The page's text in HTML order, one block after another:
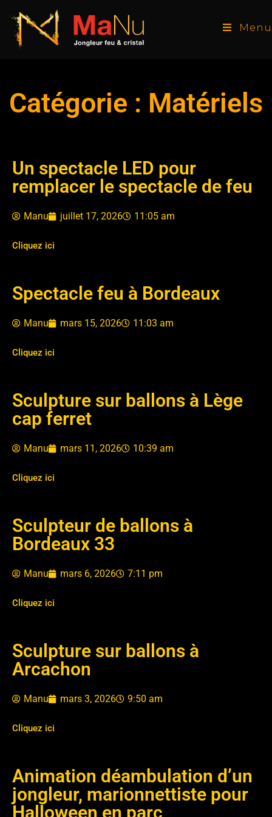
Menu
Catégorie : Matériels
Un spectacle LED pour
remplacer le spectacle de feu
Manu juillet 17, 2026 11:05 am
Cliquez ici
Spectacle feu à Bordeaux
Manu mars 15, 2026 11:03 am
Cliquez ici
Sculpture sur ballons à Lège
cap ferret
Manu mars 11, 2026 10:39 am
Cliquez ici
Sculpteur de ballons à
Bordeaux 33
Manu mars 6, 2026 7:11 pm
Cliquez ici
Sculpture sur ballons à
Arcachon
Manu mars 3, 2026 9:50 am
Cliquez ici
Animation déambulation d’un
jongleur, marionnettiste pour
Halloween en parc